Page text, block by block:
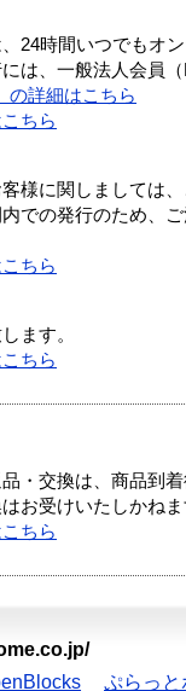
24時間いつでもオ
は、一般法人会員（
の詳細はこちら
ちら
様に関しましては
での発行のため、
ちら
ます。
ちら
・交換は、商品到
お受けいたしかねま
ちら
ぷらっと